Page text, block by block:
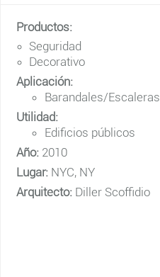
Productos:
Seguridad
Decorativo
Aplicación:
Barandales/Escaleras
Utilidad:
Edificios públicos
Año: 2010
Lugar: NYC, NY
Arquitecto: Diller Scoffidio